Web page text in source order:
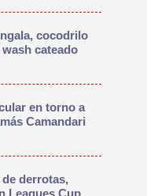
cocodrilo
cateado
en torno a
Camandari
derrotas,
Leagues Cup